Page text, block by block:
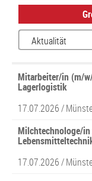
Mitarbeiter/in (m/
Lagerlogistik
17.07.2026 /
Milchtechnologe/
17.07.2026 /